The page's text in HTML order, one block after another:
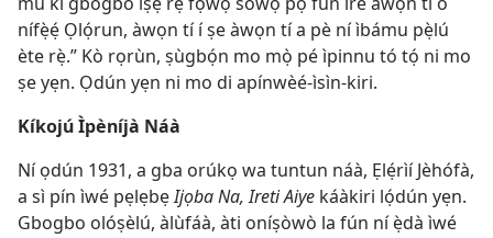
nífẹ̀ẹ́ Ọlọ́run, àwọn tí í ṣe àwọn tí a pè ní ìbámu pẹ̀lú
ète rẹ̀.” Kò rọrùn, ṣùgbọ́n mo mọ̀ pé ìpinnu tó tọ́ ni mo
ṣe yẹn. Ọdún yẹn ni mo di apínwèé-ìsìn-kiri.
Kíkojú Ìpèníjà Náà
Ní ọdún 1931, a gba orúkọ wa tuntun náà, Ẹlẹ́rìí Jèhófà,
a sì pín ìwé pẹlẹbẹIjọba Na, Ireti Aiye káàkiri lọ́dún yẹn.
Gbogbo olóṣèlú, àlùfáà, àti oníṣòwò la fún ní ẹ̀dà ìwé